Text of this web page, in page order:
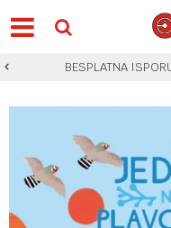
BESPLATNA